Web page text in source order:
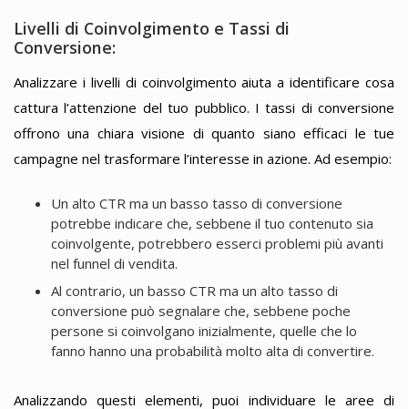
Livelli di Coinvolgimento e Tassi di
Conversione:
Analizzare i livelli di coinvolgimento aiuta a identificare cosa
cattura l’attenzione del tuo pubblico. I tassi di conversione
offrono una chiara visione di quanto siano efficaci le tue
campagne nel trasformare l’interesse in azione. Ad esempio:
Un alto CTR ma un basso tasso di conversione
potrebbe indicare che, sebbene il tuo contenuto sia
coinvolgente, potrebbero esserci problemi più avanti
nel funnel di vendita.
Al contrario, un basso CTR ma un alto tasso di
conversione può segnalare che, sebbene poche
persone si coinvolgano inizialmente, quelle che lo
fanno hanno una probabilità molto alta di convertire.
Analizzando questi elementi, puoi individuare le aree di